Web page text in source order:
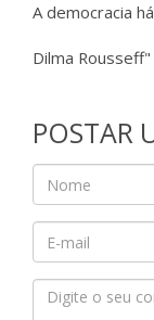
A democracia
Dilma Rousseff"
POSTAR